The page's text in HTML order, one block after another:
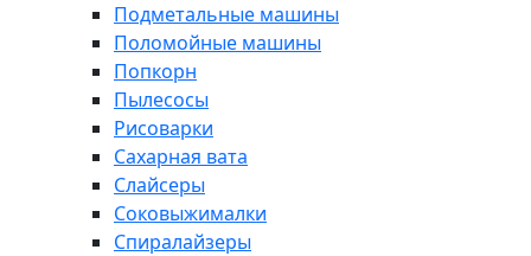
Подметальные машины
Поломойные машины
Попкорн
Пылесосы
Рисоварки
Сахарная вата
Слайсеры
Соковыжималки
Спиралайзеры